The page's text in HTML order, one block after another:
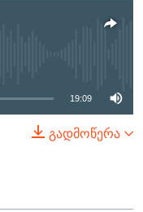
19:09
გადმოწერა